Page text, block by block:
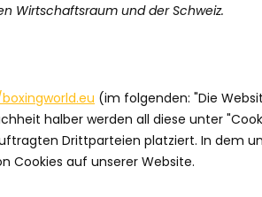
Wirtschaftsraum und der Schweiz.
(im folgenden: "Die
halber werden all diese unter
Drittparteien platziert. In dem
Cookies auf unserer Website.